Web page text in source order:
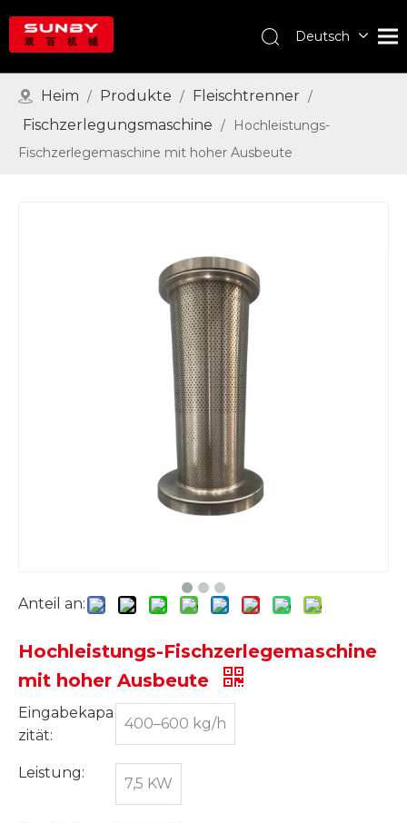
Deutsch
Heim / Produkte / Fleischtrenner /
Fischzerlegungsmaschine /
Hochleistungs-
Fischzerlegemaschine mit hoher Ausbeute
Anteil an:
Hochleistungs-Fischzerlegemaschine
mit hoher Ausbeute
Eingabekapa
zität:
400–600 kg/h
Leistung:
7,5 KW